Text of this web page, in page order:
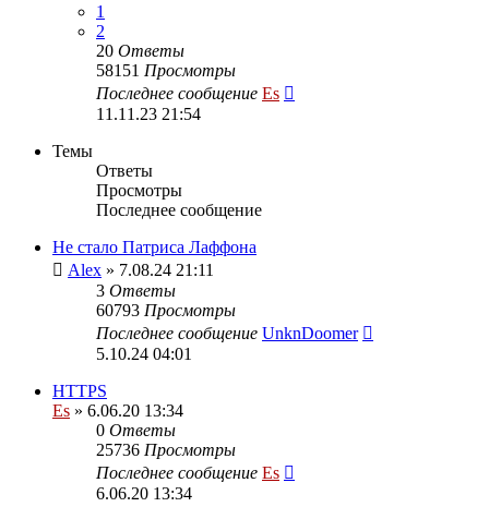
1
2
20 Ответы
58151 Просмотры
Последнее сообщение Es
11.11.23 21:54
Темы
Ответы
Просмотры
Последнее сообщение
Не стало Патриса Лаффона
Alex » 7.08.24 21:11
3 Ответы
60793 Просмотры
Последнее сообщение UnknDoomer
5.10.24 04:01
HTTPS
Es » 6.06.20 13:34
0 Ответы
25736 Просмотры
Последнее сообщение Es
6.06.20 13:34